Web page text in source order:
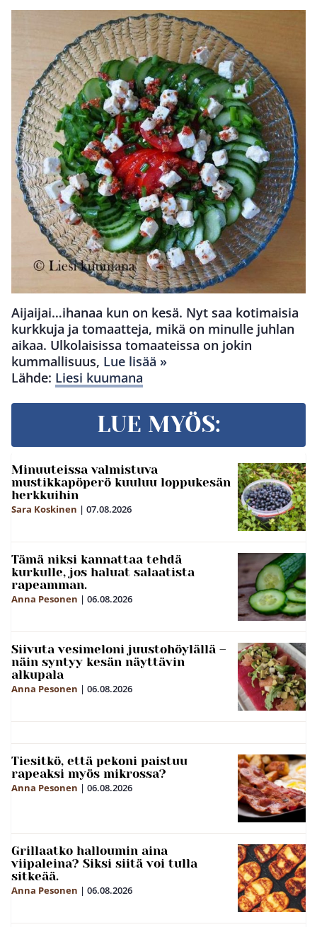
Aijaijai…ihanaa kun on kesä. Nyt saa kotimaisia
kurkkuja ja tomaatteja, mikä on minulle juhlan
aikaa. Ulkolaisissa tomaateissa on jokin
kummallisuus, Lue lisää »
Lähde: Liesi kuumana
LUE MYÖS:
Minuuteissa valmistuva
mustikkapöperö kuuluu loppukesän
herkkuihin
Sara Koskinen | 07.08.2026
Tämä niksi kannattaa tehdä
kurkulle, jos haluat salaatista
rapeamman.
Anna Pesonen | 06.08.2026
Siivuta vesimeloni juustohöylällä –
näin syntyy kesän näyttävin
alkupala
Anna Pesonen | 06.08.2026
Tiesitkö, että pekoni paistuu
rapeaksi myös mikrossa?
Anna Pesonen | 06.08.2026
Grillaatko halloumin aina
viipaleina? Siksi siitä voi tulla
sitkeää.
Anna Pesonen | 06.08.2026